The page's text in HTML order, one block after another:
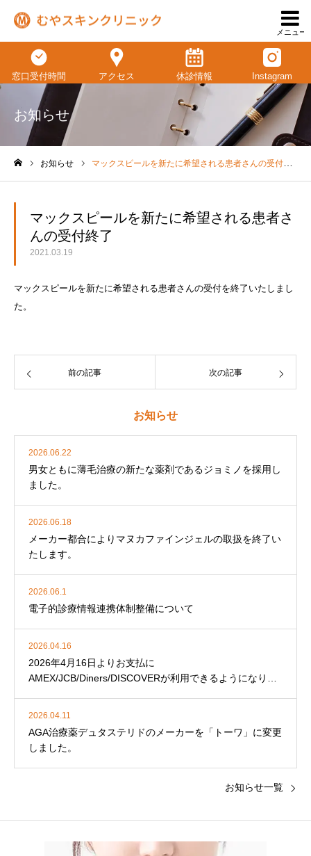
メニュー
窓口受付時間 アクセス 休診情報 Instagram
お知らせ
お知らせ マックスピールを新たに希望される患者さんの受付終了
マックスピールを新たに希望される患者さ
んの受付終了
2021.03.19
マックスピールを新たに希望される患者さんの受付を終了いたしまし
た。
前の記事 次の記事
お知らせ
2026.06.22
男女ともに薄毛治療の新たな薬剤であるジョミノを採用し
ました。
2026.06.18
メーカー都合によりマヌカファインジェルの取扱を終了い
たします。
2026.06.1
電子的診療情報連携体制整備について
2026.04.16
2026年4月16日よりお支払に
AMEX/JCB/Diners/DISCOVERが利用できるようになりま
2026.04.11
AGA治療薬デュタステリドのメーカーを「トーワ」に変更
しました。
お知らせ一覧